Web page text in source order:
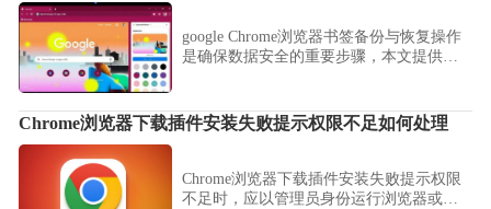
google Chrome浏览器书签备份与恢复操作
是确保数据安全的重要步骤，本文提供详
Chrome浏览器下载插件安装失败提示权限不足如何处理
Chrome浏览器下载插件安装失败提示权限
不足时，应以管理员身份运行浏览器或修